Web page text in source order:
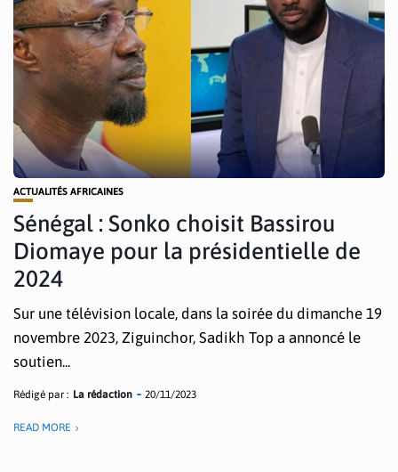
ACTUALITÉS AFRICAINES
Sénégal : Sonko choisit Bassirou
Diomaye pour la présidentielle de
2024
Sur une télévision locale, dans la soirée du dimanche 19
novembre 2023, Ziguinchor, Sadikh Top a annoncé le
soutien...
Rédigé par : La rédaction 20/11/2023
READ MORE